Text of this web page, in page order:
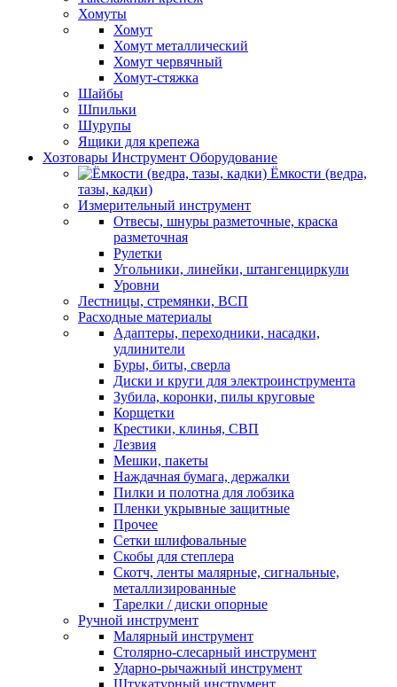
Хомуты
Хомут
Хомут металлический
Хомут червячный
Хомут-стяжка
Шайбы
Шпильки
Шурупы
Ящики для крепежа
Хозтовары Инструмент Оборудование
Ёмкости (ведра,
тазы, кадки)
Измерительный инструмент
Отвесы, шнуры разметочные, краска
разметочная
Рулетки
Угольники, линейки, штангенциркули
Уровни
Лестницы, стремянки, ВСП
Расходные материалы
Адаптеры, переходники, насадки,
удлинители
Буры, биты, сверла
Диски и круги для электроинструмента
Зубила, коронки, пилы круговые
Корщетки
Крестики, клинья, СВП
Лезвия
Мешки, пакеты
Наждачная бумага, держалки
Пилки и полотна для лобзика
Пленки укрывные защитные
Прочее
Сетки шлифовальные
Скобы для степлера
Скотч, ленты малярные, сигнальные,
металлизированные
Тарелки / диски опорные
Ручной инструмент
Малярный инструмент
Столярно-слесарный инструмент
Ударно-рычажный инструмент
Штукатурный инструмент